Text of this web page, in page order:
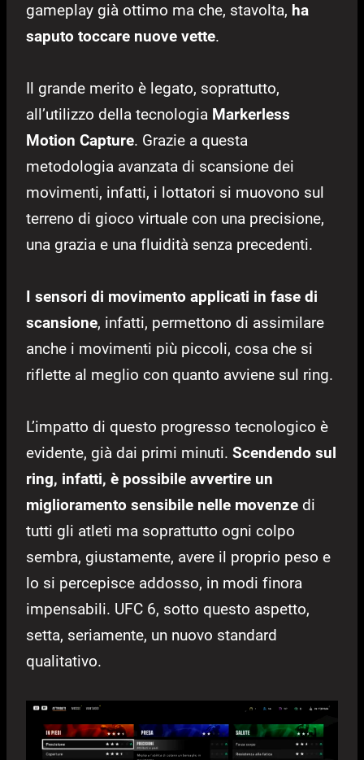
gameplay già ottimo ma che, stavolta, ha
saputo toccare nuove vette.
Il grande merito è legato, soprattutto,
all’utilizzo della tecnologia Markerless
Motion Capture. Grazie a questa
metodologia avanzata di scansione dei
movimenti, infatti, i lottatori si muovono sul
terreno di gioco virtuale con una precisione,
una grazia e una fluidità senza precedenti.
I sensori di movimento applicati in fase di
scansione, infatti, permettono di assimilare
anche i movimenti più piccoli, cosa che si
riflette al meglio con quanto avviene sul ring.
L’impatto di questo progresso tecnologico è
evidente, già dai primi minuti. Scendendo sul
ring, infatti, è possibile avvertire un
miglioramento sensibile nelle movenze di
tutti gli atleti ma soprattutto ogni colpo
sembra, giustamente, avere il proprio peso e
lo si percepisce addosso, in modi finora
impensabili. UFC 6, sotto questo aspetto,
setta, seriamente, un nuovo standard
qualitativo.